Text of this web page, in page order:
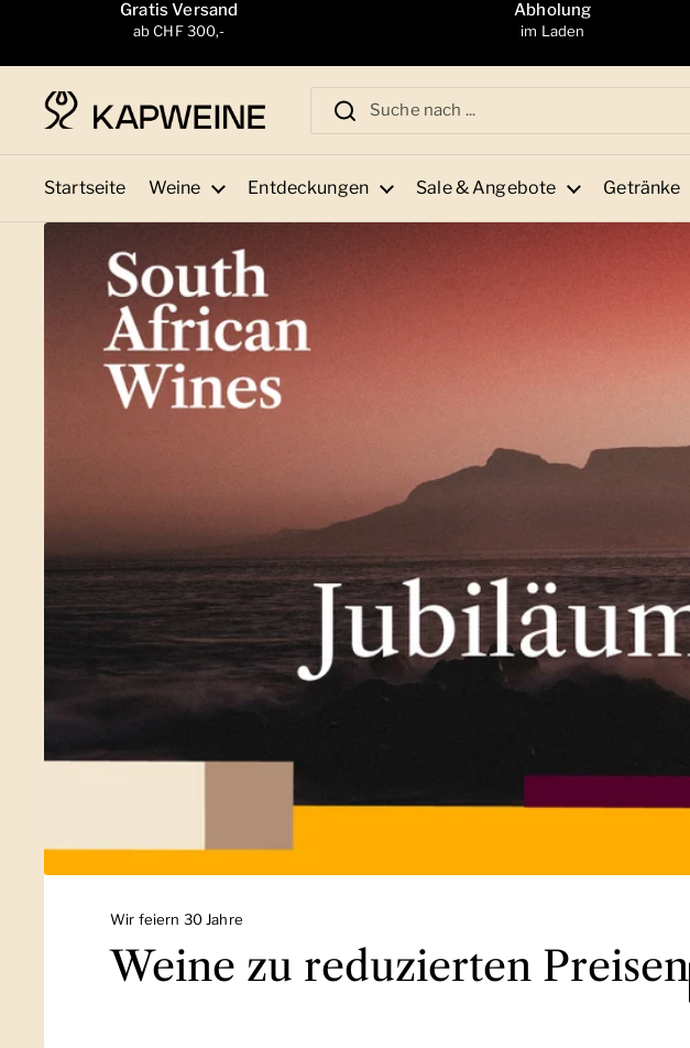
Zum Inhalt springenGratis Versand
ab CHF 300,-
Abholung
im Laden
Startseite Weine Entdeckungen Sale & Angebote Getränke
Wir feiern 30 Jahre
Weine zu reduzierten Preisen